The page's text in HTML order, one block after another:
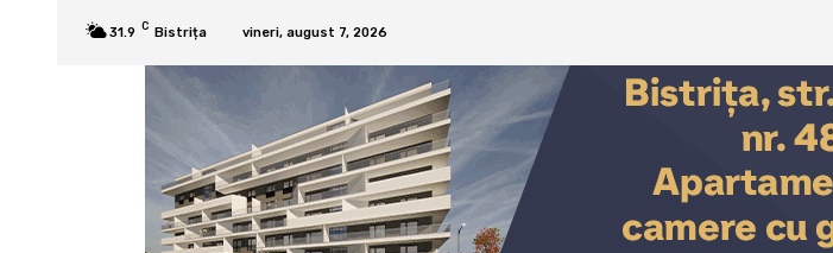
31.9 C Bistrița vineri, august 7, 2026